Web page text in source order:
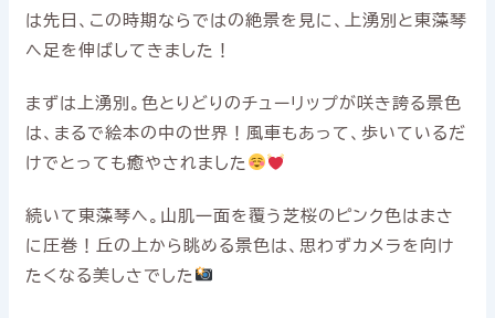
は先日、この時期ならではの絶景を見に、上湧別と東藻琴
へ足を伸ばしてきました！
まずは上湧別。色とりどりのチューリップが咲き誇る景色
は、まるで絵本の中の世界！風車もあって、歩いているだ
けでとっても癒やされました
続いて東藻琴へ。山肌一面を覆う芝桜のピンク色はまさ
に圧巻！丘の上から眺める景色は、思わずカメラを向け
たくなる美しさでした